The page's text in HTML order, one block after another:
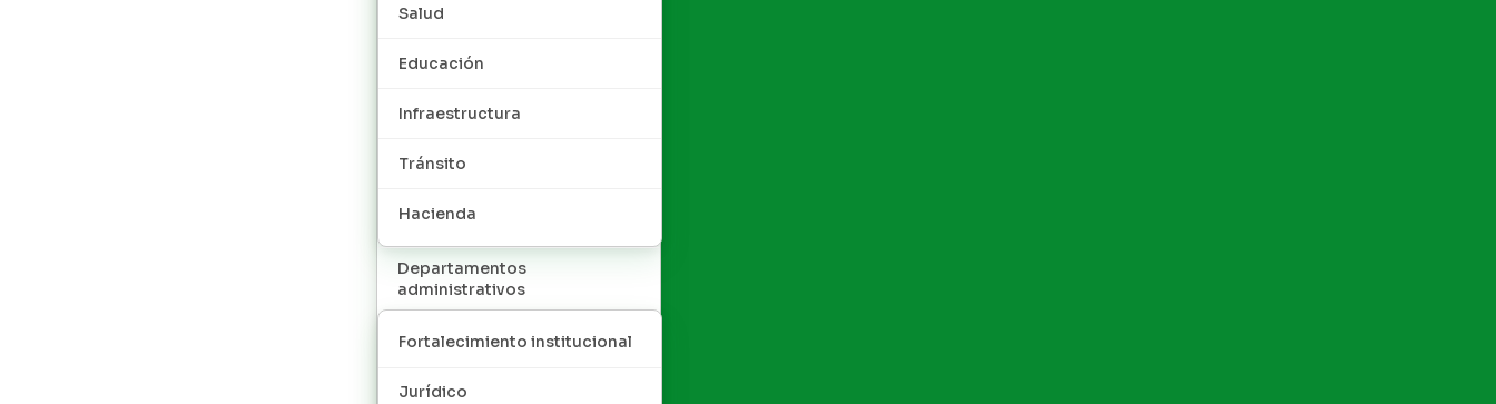
Salud
Educación
Infraestructura
Tránsito
Hacienda
Departamentos
administrativos
Fortalecimiento institucional
Jurídico